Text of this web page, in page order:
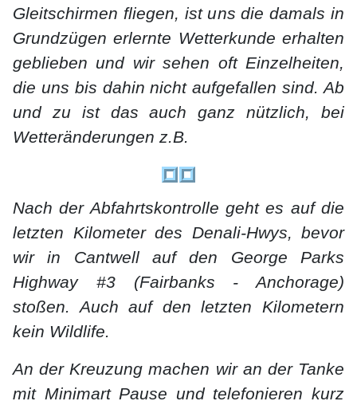
Gleitschirmen fliegen, ist uns die damals in
Grundzügen erlernte Wetterkunde erhalten
geblieben und wir sehen oft Einzelheiten,
die uns bis dahin nicht aufgefallen sind. Ab
und zu ist das auch ganz nützlich, bei
Wetteränderungen z.B.
Nach der Abfahrtskontrolle geht es auf die
letzten Kilometer des Denali-Hwys, bevor
wir in Cantwell auf den George Parks
Highway #3 (Fairbanks - Anchorage)
stoßen. Auch auf den letzten Kilometern
kein Wildlife.
An der Kreuzung machen wir an der Tanke
mit Minimart Pause und telefonieren kurz